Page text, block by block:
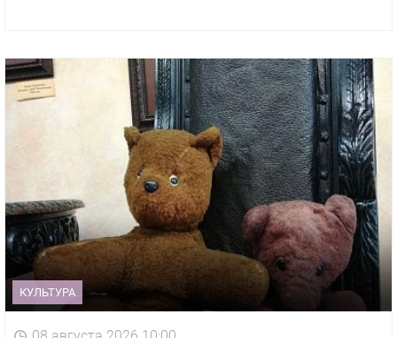
КУЛЬТУРА